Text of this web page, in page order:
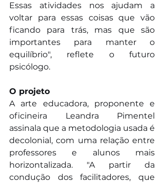
Essas atividades nos ajudam a
voltar para essas coisas que vão
ficando para trás, mas que são
importantes para manter o
equilíbrio", reflete o futuro
psicólogo.
O projeto
A arte educadora, proponente e
oficineira Leandra Pimentel
assinala que a metodologia usada é
decolonial, com uma relação entre
professores e alunos mais
horizontalizada. "A partir da
condução dos facilitadores, que